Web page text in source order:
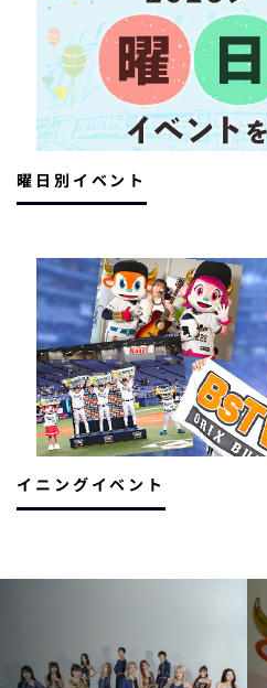
曜日別イベント
イニングイベント